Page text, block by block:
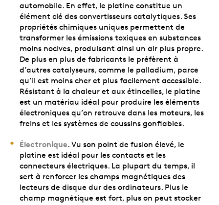
automobile. En effet, le platine constitue un
élément clé des convertisseurs catalytiques. Ses
propriétés chimiques uniques permettent de
transformer les émissions toxiques en substances
moins nocives, produisant ainsi un air plus propre.
De plus en plus de fabricants le préfèrent à
d’autres catalyseurs, comme le palladium, parce
qu’il est moins cher et plus facilement accessible.
Résistant à la chaleur et aux étincelles, le platine
est un matériau idéal pour produire les éléments
électroniques qu’on retrouve dans les moteurs, les
freins et les systèmes de coussins gonflables.
Électronique. Vu son point de fusion élevé, le
platine est idéal pour les contacts et les
connecteurs électriques. La plupart du temps, il
sert à renforcer les champs magnétiques des
lecteurs de disque dur des ordinateurs. Plus le
champ magnétique est fort, plus on peut stocker